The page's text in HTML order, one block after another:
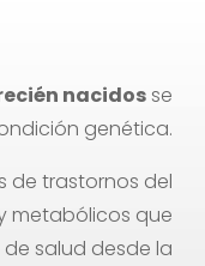
nacidosse
genética.
de trastornos del
metabólicos que
salud desde la